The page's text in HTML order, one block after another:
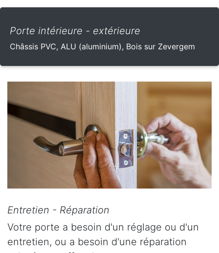
Porte intérieure - extérieure
Châssis PVC, ALU (aluminium), Bois sur Zevergem
Entretien - Réparation
Votre porte a besoin d'un réglage ou d'un
entretien, ou a besoin d'une réparation